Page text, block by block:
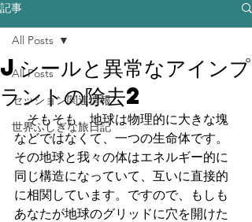
記事
All Posts
セッション関連情報
世界ふしぎな旅日記
All Posts
Jシールと異常なアインプ
ラントの除去2
そもそも、地球は物理的に大きな塊
などではなくて、一つの生命体です。
その地球と我々の体はエネルギー的に
同じ構造になっていて、互いに直接的
に相関しています。ですので、もしも
あなたが地球のグリッドに穴を開けた